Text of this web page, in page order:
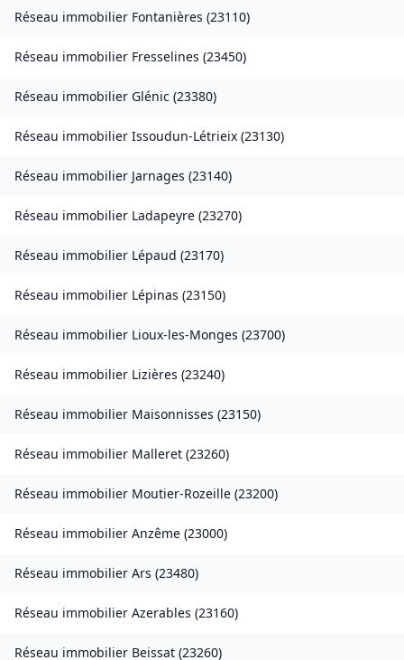
Réseau immobilier Fontanières (23110)
Réseau immobilier Fresselines (23450)
Réseau immobilier Glénic (23380)
Réseau immobilier Issoudun-Létrieix (23130)
Réseau immobilier Jarnages (23140)
Réseau immobilier Ladapeyre (23270)
Réseau immobilier Lépaud (23170)
Réseau immobilier Lépinas (23150)
Réseau immobilier Lioux-les-Monges (23700)
Réseau immobilier Lizières (23240)
Réseau immobilier Maisonnisses (23150)
Réseau immobilier Malleret (23260)
Réseau immobilier Moutier-Rozeille (23200)
Réseau immobilier Anzême (23000)
Réseau immobilier Ars (23480)
Réseau immobilier Azerables (23160)
Réseau immobilier Beissat (23260)